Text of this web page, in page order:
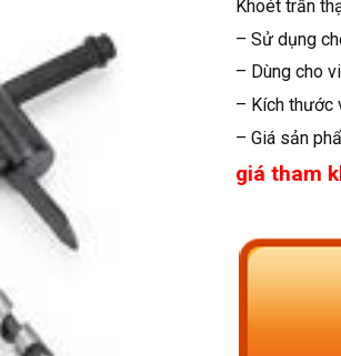
Khoét trần
– Sử dụng
– Dùng cho
– Kích thước
– Giá sản
giá tham